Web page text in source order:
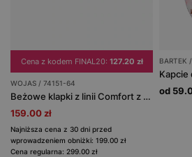
Cena z kodem FINAL20: 127.20 zł
WOJAS / 74151-64
Beżowe klapki z linii Comfort z dwoiny welurowej
159.00 zł
Najniższa cena z 30 dni przed
wprowadzeniem obniżki: 199.00 zł
Cena regularna: 299.00 zł
BARTEK
od